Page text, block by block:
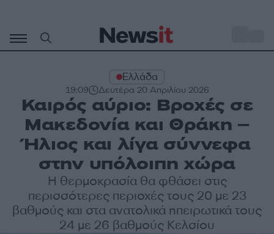
περιεχόμενο
Ελλάδα
19:09 Δευτέρα 20 Απριλίου 2026
Καιρός αύριο: Βροχές σε
Μακεδονία και Θράκη –
Ήλιος και λίγα σύννεφα
στην υπόλοιπη χώρα
Η θερμοκρασία θα φθάσει στις
περισσότερες περιοχές τους 20 με 23
βαθμούς και στα ανατολικά ηπειρωτικά τους
24 με 26 βαθμούς Κελσίου